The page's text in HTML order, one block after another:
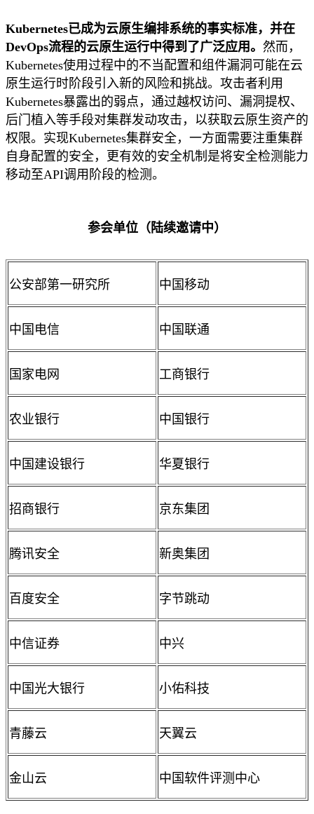
Kubernetes已成为云原生编排系统的事实标准，并在
DevOps流程的云原生运行中得到了广泛应用。 然而，
Kubernetes使用过程中的不当配置和组件漏洞可能在云
原生运行时阶段引入新的风险和挑战。攻击者利用
Kubernetes暴露出的弱点，通过越权访问、漏洞提权、
后门植入等手段对集群发动攻击，以获取云原生资产的
权限。实现Kubernetes集群安全，一方面需要注重集群
自身配置的安全，更有效的安全机制是将安全检测能力
移动至API调用阶段的检测。
参会单位（陆续邀请中）
公安部第一研究所 中国移动
中国电信 中国联通
国家电网 工商银行
农业银行 中国银行
中国建设银行 华夏银行
招商银行 京东集团
腾讯安全 新奥集团
百度安全 字节跳动
中信证券 中兴
中国光大银行 小佑科技
青藤云 天翼云
金山云 中国软件评测中心